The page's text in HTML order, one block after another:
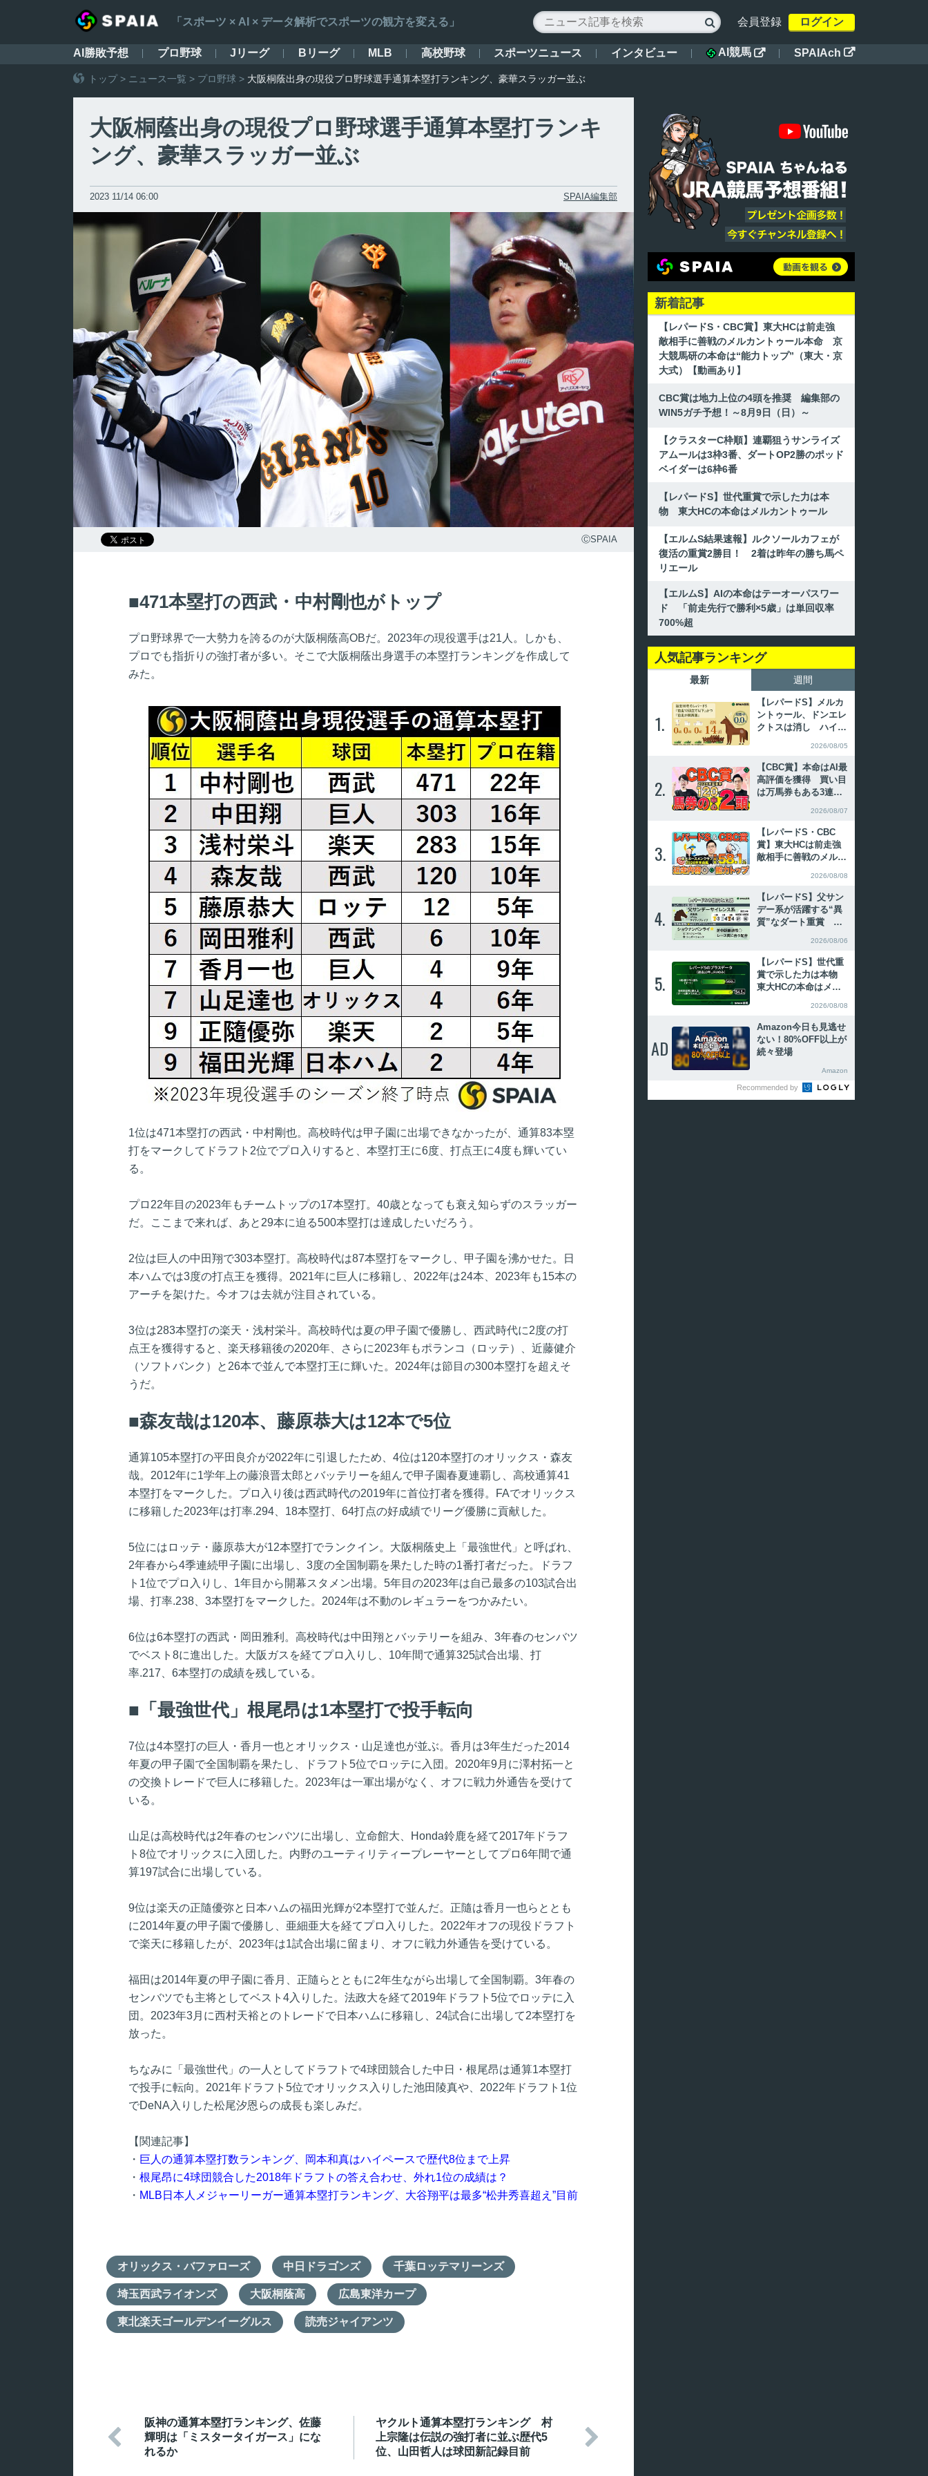
「スポーツ × AI × データ解析でスポーツの観方を変える」  会員登録 ログイン
AI勝敗予想 プロ野球 Jリーグ Bリーグ MLB 高校野球 スポーツニュース インタビュー AI競馬  SPAIAch 
トップ> ニュース一覧 > プロ野球 > 大阪桐蔭出身の現役プロ野球選手通算本塁打ランキング、豪華スラッガー並ぶ
大阪桐蔭出身の現役プロ野球選手通算本塁打ランキ
ング、豪華スラッガー並ぶ
2023 11/14 06:00 SPAIA編集部
ⒸSPAIA
471本塁打の西武・中村剛也がトップ
プロ野球界で一大勢力を誇るのが大阪桐蔭高OBだ。2023年の現役選手は21人。しかも、
プロでも指折りの強打者が多い。そこで大阪桐蔭出身選手の本塁打ランキングを作成して
みた。
1位は471本塁打の西武・中村剛也。高校時代は甲子園に出場できなかったが、通算83本塁
打をマークしてドラフト2位でプロ入りすると、本塁打王に6度、打点王に4度も輝いてい
る。
プロ22年目の2023年もチームトップの17本塁打。40歳となっても衰え知らずのスラッガー
だ。ここまで来れば、あと29本に迫る500本塁打は達成したいだろう。
2位は巨人の中田翔で303本塁打。高校時代は87本塁打をマークし、甲子園を沸かせた。日
本ハムでは3度の打点王を獲得。2021年に巨人に移籍し、2022年は24本、2023年も15本の
アーチを架けた。今オフは去就が注目されている。
3位は283本塁打の楽天・浅村栄斗。高校時代は夏の甲子園で優勝し、西武時代に2度の打
点王を獲得すると、楽天移籍後の2020年、さらに2023年もポランコ（ロッテ）、近藤健介
（ソフトバンク）と26本で並んで本塁打王に輝いた。2024年は節目の300本塁打を超えそ
うだ。
森友哉は120本、藤原恭大は12本で5位
通算105本塁打の平田良介が2022年に引退したため、4位は120本塁打のオリックス・森友
哉。2012年に1学年上の藤浪晋太郎とバッテリーを組んで甲子園春夏連覇し、高校通算41
本塁打をマークした。プロ入り後は西武時代の2019年に首位打者を獲得。FAでオリックス
に移籍した2023年は打率.294、18本塁打、64打点の好成績でリーグ優勝に貢献した。
5位にはロッテ・藤原恭大が12本塁打でランクイン。大阪桐蔭史上「最強世代」と呼ばれ、
2年春から4季連続甲子園に出場し、3度の全国制覇を果たした時の1番打者だった。ドラフ
ト1位でプロ入りし、1年目から開幕スタメン出場。5年目の2023年は自己最多の103試合出
場、打率.238、3本塁打をマークした。2024年は不動のレギュラーをつかみたい。
6位は6本塁打の西武・岡田雅利。高校時代は中田翔とバッテリーを組み、3年春のセンバツ
でベスト8に進出した。大阪ガスを経てプロ入りし、10年間で通算325試合出場、打
率.217、6本塁打の成績を残している。
「最強世代」根尾昂は1本塁打で投手転向
7位は4本塁打の巨人・香月一也とオリックス・山足達也が並ぶ。香月は3年生だった2014
年夏の甲子園で全国制覇を果たし、ドラフト5位でロッテに入団。2020年9月に澤村拓一と
の交換トレードで巨人に移籍した。2023年は一軍出場がなく、オフに戦力外通告を受けて
いる。
山足は高校時代は2年春のセンバツに出場し、立命館大、Honda鈴鹿を経て2017年ドラフ
ト8位でオリックスに入団した。内野のユーティリティープレーヤーとしてプロ6年間で通
算197試合に出場している。
9位は楽天の正隨優弥と日本ハムの福田光輝が2本塁打で並んだ。正隨は香月一也らととも
に2014年夏の甲子園で優勝し、亜細亜大を経てプロ入りした。2022年オフの現役ドラフト
で楽天に移籍したが、2023年は1試合出場に留まり、オフに戦力外通告を受けている。
福田は2014年夏の甲子園に香月、正隨らとともに2年生ながら出場して全国制覇。3年春の
センバツでも主将としてベスト4入りした。法政大を経て2019年ドラフト5位でロッテに入
団。2023年3月に西村天裕とのトレードで日本ハムに移籍し、24試合に出場して2本塁打を
放った。
ちなみに「最強世代」の一人としてドラフトで4球団競合した中日・根尾昂は通算1本塁打
で投手に転向。2021年ドラフト5位でオリックス入りした池田陵真や、2022年ドラフト1位
でDeNA入りした松尾汐恩らの成長も楽しみだ。
【関連記事】
・ 巨人の通算本塁打数ランキング、岡本和真はハイペースで歴代8位まで上昇
・ 根尾昂に4球団競合した2018年ドラフトの答え合わせ、外れ1位の成績は？
・ MLB日本人メジャーリーガー通算本塁打ランキング、大谷翔平は最多“松井秀喜超え”目前
オリックス・バファローズ 中日ドラゴンズ 千葉ロッテマリーンズ
埼玉西武ライオンズ 大阪桐蔭高 広島東洋カープ
東北楽天ゴールデンイーグルス 読売ジャイアンツ

阪神の通算本塁打ランキング、佐藤
輝明は「ミスタータイガース」にな
れるか
ヤクルト通算本塁打ランキング 村
上宗隆は伝説の強打者に並ぶ歴代5
位、山田哲人は球団新記録目前

新着記事
【レパードS・CBC賞】東大HCは前走強
敵相手に善戦のメルカントゥール本命 京
大競馬研の本命は“能力トップ”（東大・京
大式）【動画あり】
CBC賞は地力上位の4頭を推奨 編集部の
WIN5ガチ予想！～8月9日（日）～
【クラスターC枠順】連覇狙うサンライズ
アムールは3枠3番、ダートOP2勝のポッド
ベイダーは6枠6番
【レパードS】世代重賞で示した力は本
物 東大HCの本命はメルカントゥール
【エルムS結果速報】ルクソールカフェが
復活の重賞2勝目！ 2着は昨年の勝ち馬ペ
リエール
【エルムS】AIの本命はテーオーパスワー
ド 「前走先行で勝利×5歳」は単回収率
700%超
人気記事ランキング
最新 週間
1.
【レパードS】メルカ
ントゥール、ドンエレ
クトスは消し ハイブ
2026/08/05
2.
【CBC賞】本命はAI最
高評価を獲得 買い目
は万馬券もある3連複2
2026/08/07
3.
【レパードS・CBC
賞】東大HCは前走強
敵相手に善戦のメルカ
トップ”（東大・京大
式）【動画あり】
2026/08/08
4.
【レパードS】父サン
デー系が活躍する“異
質”なダート重賞 傾
2026/08/06
5.
【レパードS】世代重
賞で示した力は本物
東大HCの本命はメル
2026/08/08
AD
Amazon今日も見逃せ
ない！80%OFF以上が
続々登場
Amazon
Recommended by